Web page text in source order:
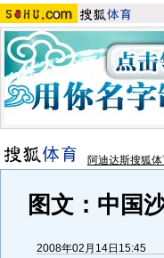
阿迪达斯搜狐
图文：中国
2008年02月14日15:45